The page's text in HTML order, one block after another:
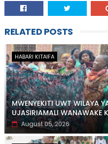
RELATED POSTS
HABARI KITAIFA
MWENYEKITI UWT WILAYA
UJASIRIAMALI WANAWAKE
August 05, 2026